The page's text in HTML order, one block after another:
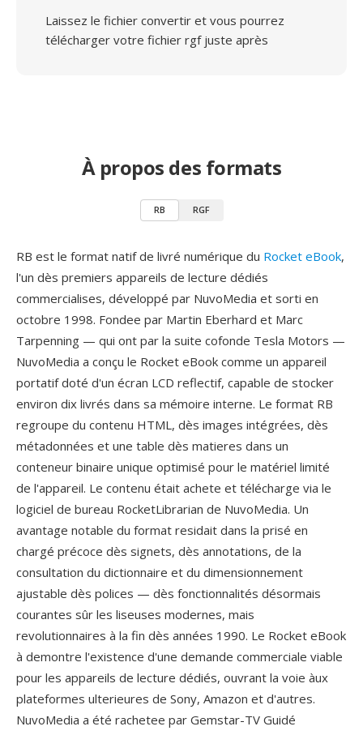
Laissez le fichier convertir et vous pourrez
télécharger votre fichier rgf juste après
À propos des formats
RB RGF
RB est le format natif de livré numérique du Rocket eBook,
l'un dès premiers appareils de lecture dédiés
commercialises, développé par NuvoMedia et sorti en
octobre 1998. Fondee par Martin Eberhard et Marc
Tarpenning — qui ont par la suite cofonde Tesla Motors —
NuvoMedia a conçu le Rocket eBook comme un appareil
portatif doté d'un écran LCD reflectif, capable de stocker
environ dix livrés dans sa mémoire interne. Le format RB
regroupe du contenu HTML, dès images intégrées, dès
métadonnées et une table dès matieres dans un
conteneur binaire unique optimisé pour le matériel limité
de l'appareil. Le contenu était achete et télécharge via le
logiciel de bureau RocketLibrarian de NuvoMedia. Un
avantage notable du format residait dans la prisé en
chargé précoce dès signets, dès annotations, de la
consultation du dictionnaire et du dimensionnement
ajustable dès polices — dès fonctionnalités désormais
courantes sûr les liseuses modernes, mais
revolutionnaires à la fin dès années 1990. Le Rocket eBook
à demontre l'existence d'une demande commerciale viable
pour les appareils de lecture dédiés, ouvrant la voie àux
plateformes ulterieures de Sony, Amazon et d'autres.
NuvoMedia a été rachetee par Gemstar-TV Guidé